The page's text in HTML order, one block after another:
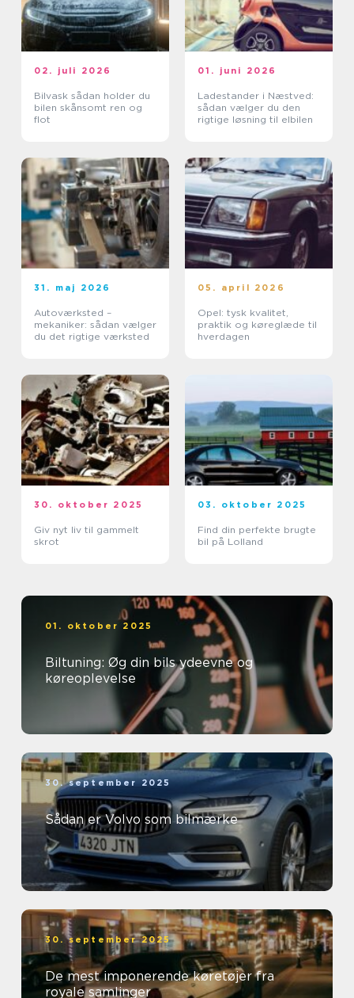
02. juli 2026
Bilvask sådan holder du
bilen skånsomt ren og
flot
01. juni 2026
Ladestander i Næstved:
sådan vælger du den
rigtige løsning til elbilen
31. maj 2026
Autoværksted –
mekaniker: sådan vælger
du det rigtige værksted
05. april 2026
Opel: tysk kvalitet,
praktik og køreglæde til
hverdagen
30. oktober 2025
Giv nyt liv til gammelt
skrot
03. oktober 2025
Find din perfekte brugte
bil på Lolland
01. oktober 2025
Biltuning: Øg din bils ydeevne og
køreoplevelse
30. september 2025
Sådan er Volvo som bilmærke
30. september 2025
De mest imponerende køretøjer fra
royale samlinger